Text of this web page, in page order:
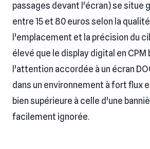
passages devant l'écran) se situe
entre 15 et 80 euros selon la
l'emplacement et la précision du
élevé que le display digital en CPM
l'attention accordée à un écran
dans un environnement à fort flux
bien supérieure à celle d'une
facilement ignorée.